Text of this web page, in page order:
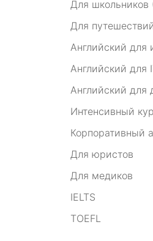
Для школьников
Для
Английский для
Английский для
Английский для
Интенсивный
Корпоративный
Для юристов
Для медиков
IELTS
TOEFL